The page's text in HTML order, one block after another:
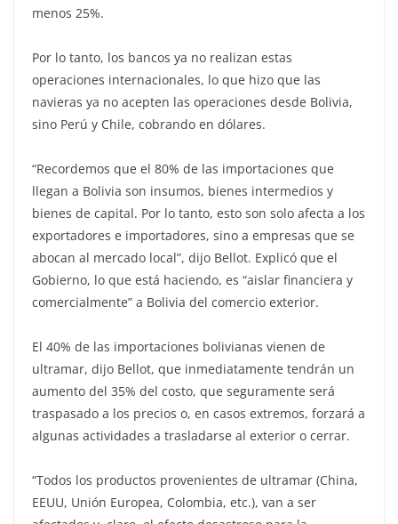
menos 25%.
Por lo tanto, los bancos ya no realizan estas
operaciones internacionales, lo que hizo que las
navieras ya no acepten las operaciones desde Bolivia,
sino Perú y Chile, cobrando en dólares.
“Recordemos que el 80% de las importaciones que
llegan a Bolivia son insumos, bienes intermedios y
bienes de capital. Por lo tanto, esto son solo afecta a los
exportadores e importadores, sino a empresas que se
abocan al mercado local”, dijo Bellot. Explicó que el
Gobierno, lo que está haciendo, es “aislar financiera y
comercialmente” a Bolivia del comercio exterior.
El 40% de las importaciones bolivianas vienen de
ultramar, dijo Bellot, que inmediatamente tendrán un
aumento del 35% del costo, que seguramente será
traspasado a los precios o, en casos extremos, forzará a
algunas actividades a trasladarse al exterior o cerrar.
“Todos los productos provenientes de ultramar (China,
EEUU, Unión Europea, Colombia, etc.), van a ser